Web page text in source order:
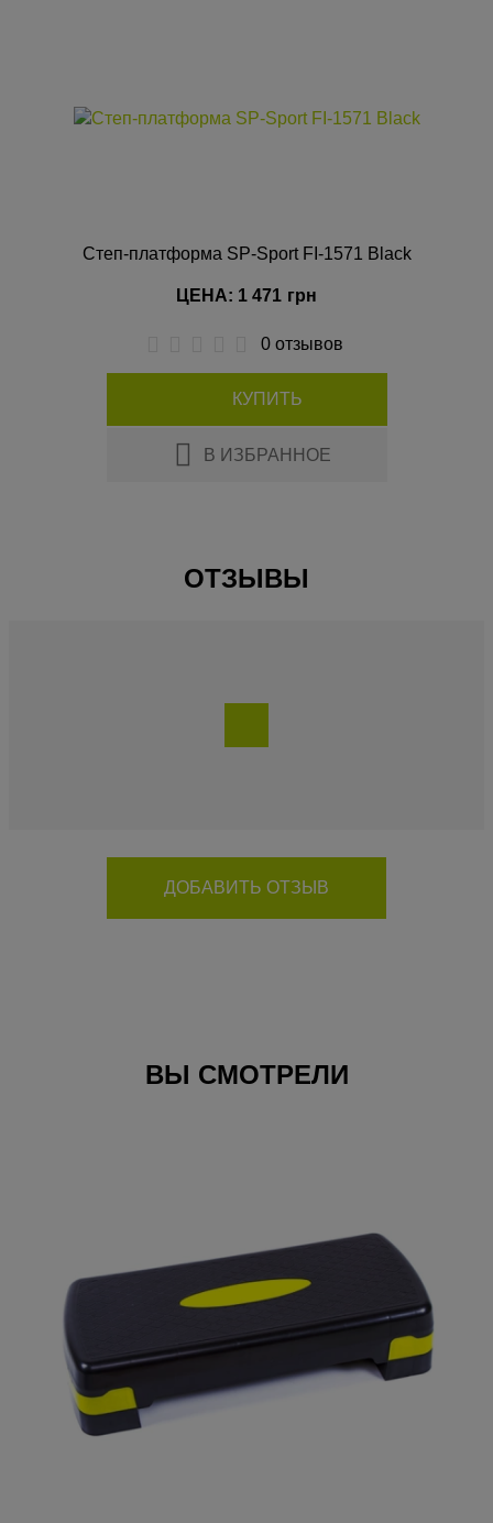
Степ-платформа SP-Sport FI-1571 Black
ЦЕНА: 1 471 грн
0 отзывов
КУПИТЬ
В ИЗБРАННОЕ
ОТЗЫВЫ
ДОБАВИТЬ ОТЗЫВ
ВЫ СМОТРЕЛИ